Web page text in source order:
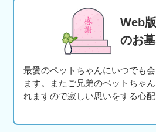
Web
のお墓
最愛のペットちゃんにいつでも
ます。またご兄弟のペットちゃ
れますので寂しい思いをする心配